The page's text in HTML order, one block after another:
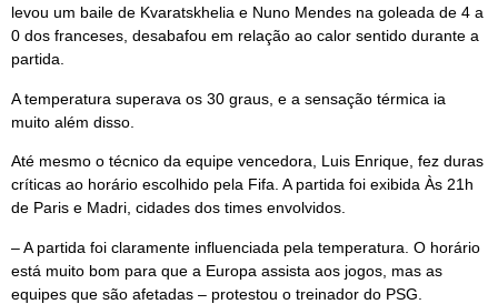
levou um baile de Kvaratskhelia e Nuno Mendes na goleada de 4 a
0 dos franceses, desabafou em relação ao calor sentido durante a
partida.
A temperatura superava os 30 graus, e a sensação térmica ia
muito além disso.
Até mesmo o técnico da equipe vencedora, Luis Enrique, fez duras
críticas ao horário escolhido pela Fifa. A partida foi exibida Às 21h
de Paris e Madri, cidades dos times envolvidos.
– A partida foi claramente influenciada pela temperatura. O horário
está muito bom para que a Europa assista aos jogos, mas as
equipes que são afetadas – protestou o treinador do PSG.